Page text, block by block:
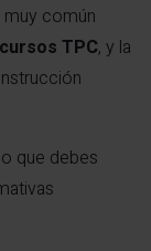
muy común
TPC, y la
que debes